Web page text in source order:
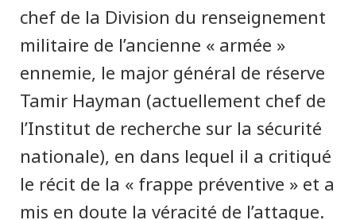
chef de la Division du renseignement
militaire de l’ancienne « armée »
ennemie, le major général de réserve
Tamir Hayman (actuellement chef de
l’Institut de recherche sur la sécurité
nationale), en dans lequel il a critiqué
le récit de la « frappe préventive » et a